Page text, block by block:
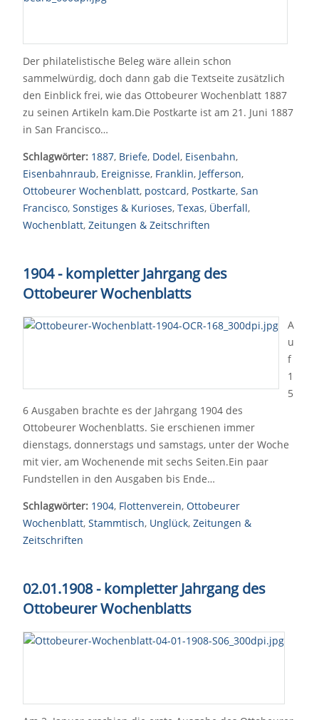
Der philatelistische Beleg wäre allein schon
sammelwürdig, doch dann gab die Textseite zusätzlich
den Einblick frei, wie das Ottobeurer Wochenblatt 1887
zu seinen Artikeln kam.Die Postkarte ist am 21. Juni 1887
in San Francisco…
Schlagwörter: 1887, Briefe, Dodel, Eisenbahn,
Eisenbahnraub, Ereignisse, Franklin, Jefferson,
Ottobeurer Wochenblatt, postcard, Postkarte, San
Francisco, Sonstiges & Kurioses, Texas, Überfall,
Wochenblatt, Zeitungen & Zeitschriften
1904 - kompletter Jahrgang des
Ottobeurer Wochenblatts
A
u
f
1
5
6 Ausgaben brachte es der Jahrgang 1904 des
Ottobeurer Wochenblatts. Sie erschienen immer
dienstags, donnerstags und samstags, unter der Woche
mit vier, am Wochenende mit sechs Seiten.Ein paar
Fundstellen in den Ausgaben bis Ende…
Schlagwörter: 1904, Flottenverein, Ottobeurer
Wochenblatt, Stammtisch, Unglück, Zeitungen &
Zeitschriften
02.01.1908 - kompletter Jahrgang des
Ottobeurer Wochenblatts